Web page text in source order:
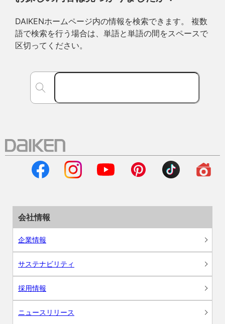
DAIKENホームページ内の情報を検索できます。 複数
語で検索を行う場合は、単語と単語の間をスペースで
区切ってください。
会社情報
企業情報
サステナビリティ
採用情報
ニュースリリース